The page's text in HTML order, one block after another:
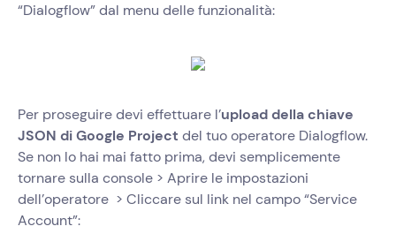
“Dialogflow” dal menu delle funzionalità:
Per proseguire devi effettuare l’upload della chiave
JSON di Google Project del tuo operatore Dialogflow.
Se non lo hai mai fatto prima, devi semplicemente
tornare sulla console > Aprire le impostazioni
dell’operatore > Cliccare sul link nel campo “Service
Account”: